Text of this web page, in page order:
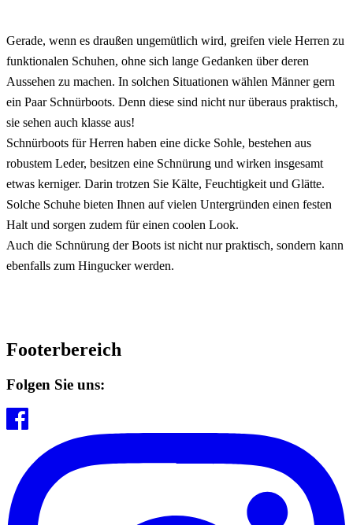
Gerade, wenn es draußen ungemütlich wird, greifen viele Herren zu
funktionalen Schuhen, ohne sich lange Gedanken über deren
Aussehen zu machen. In solchen Situationen wählen Männer gern
ein Paar Schnürboots. Denn diese sind nicht nur überaus praktisch,
sie sehen auch klasse aus!
Schnürboots für Herren haben eine dicke Sohle, bestehen aus
robustem Leder, besitzen eine Schnürung und wirken insgesamt
etwas kerniger. Darin trotzen Sie Kälte, Feuchtigkeit und Glätte.
Solche Schuhe bieten Ihnen auf vielen Untergründen einen festen
Halt und sorgen zudem für einen coolen Look.
Auch die Schnürung der Boots ist nicht nur praktisch, sondern kann
ebenfalls zum Hingucker werden.
Footerbereich
Folgen Sie uns: